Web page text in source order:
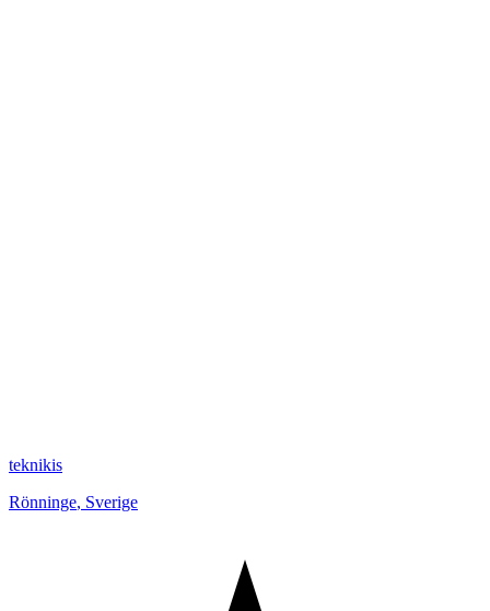
teknikis
Rönninge, Sverige